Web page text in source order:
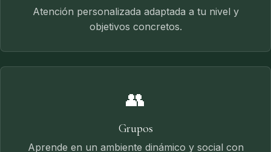
Atención personalizada adaptada a tu nivel y
objetivos concretos.
👥
Grupos
Aprende en un ambiente dinámico y social con